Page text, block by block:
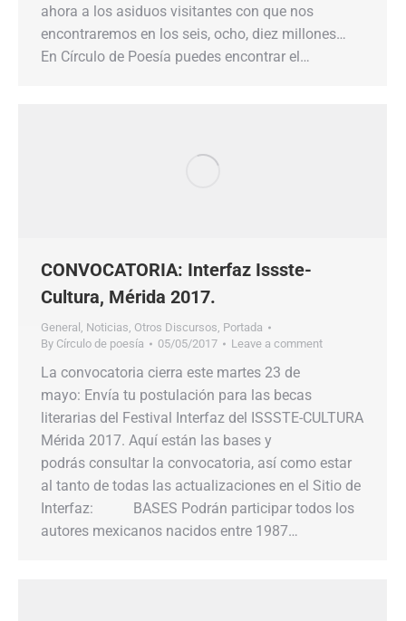
ahora a los asiduos visitantes con que nos
encontraremos en los seis, ocho, diez millones…
En Círculo de Poesía puedes encontrar el…
CONVOCATORIA: Interfaz Issste-
Cultura, Mérida 2017.
General , Noticias, Otros Discursos, Portada
By Círculo de poesía 05/05/2017 Leave a comment
La convocatoria cierra este martes 23 de
mayo: Envía tu postulación para las becas
literarias del Festival Interfaz del ISSSTE-CULTURA
Mérida 2017. Aquí están las bases y
podrás consultar la convocatoria, así como estar
al tanto de todas las actualizaciones en el Sitio de
Interfaz: BASES Podrán participar todos los
autores mexicanos nacidos entre 1987…